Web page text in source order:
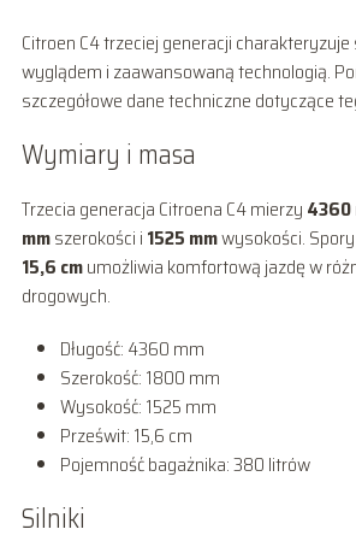
Citroen C4 trzeciej generacji
wyglądem i zaawansowaną technologią.
szczegółowe dane techniczne dotyczące
Wymiary i masa
Trzecia generacja Citroena C4 mierzy 4360
mmszerokości i 1525 mmwysokości.
15,6 cmumożliwia komfortową jazdę w
drogowych.
Długość: 4360 mm
Szerokość: 1800 mm
Wysokość: 1525 mm
Prześwit: 15,6 cm
Pojemność bagażnika: 380 litrów
Silniki